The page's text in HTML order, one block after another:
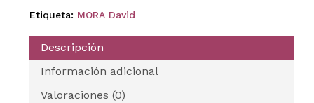
Etiqueta: MORA David
Descripción
Información adicional
Valoraciones (0)